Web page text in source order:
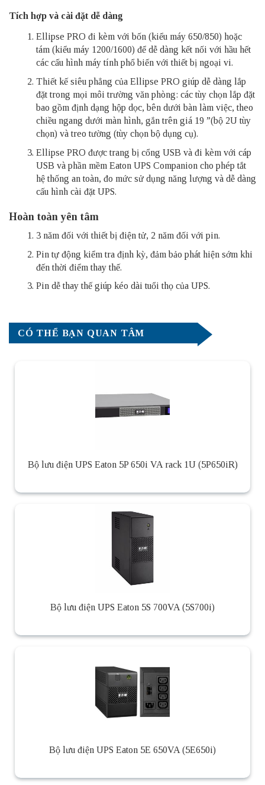
Tích hợp và cài đặt dễ dàng
Ellipse PRO đi kèm với bốn (kiểu máy 650/850) hoặc
tám (kiểu máy 1200/1600) để dễ dàng kết nối với hầu hết
các cấu hình máy tính phổ biến với thiết bị ngoại vi.
Thiết kế siêu phẳng của Ellipse PRO giúp dễ dàng lắp
đặt trong mọi môi trường văn phòng: các tùy chọn lắp đặt
bao gồm định dạng hộp dọc, bên dưới bàn làm việc, theo
chiều ngang dưới màn hình, gắn trên giá 19 ”(bộ 2U tùy
chọn) và treo tường (tùy chọn bộ dụng cụ).
Ellipse PRO được trang bị cổng USB và đi kèm với cáp
USB và phần mềm Eaton UPS Companion cho phép tắt
hệ thống an toàn, đo mức sử dụng năng lượng và dễ dàng
cấu hình cài đặt UPS.
Hoàn toàn yên tâm
3 năm đối với thiết bị điện tử, 2 năm đối với pin.
Pin tự động kiểm tra định kỳ, đảm bảo phát hiện sớm khi
đến thời điểm thay thế.
Pin dễ thay thế giúp kéo dài tuổi thọ của UPS.
CÓ THỂ BẠN QUAN TÂM
Bộ lưu điện UPS Eaton 5P 650i VA rack 1U (5P650iR)
Bộ lưu điện UPS Eaton 5S 700VA (5S700i)
Bộ lưu điện UPS Eaton 5E 650VA (5E650i)